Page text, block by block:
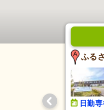
ふる
日勤